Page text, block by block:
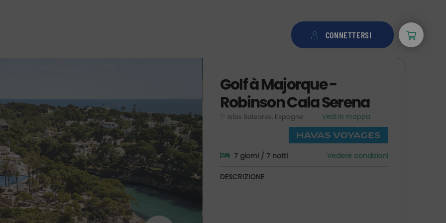
CONNETTERSI
Golf à Majorque -
Robinson Cala Serena
Islas Baleares, Espagne Vedi la mappa
7 giorni / 7 notti Vedere condizioni
DESCRIZIONE